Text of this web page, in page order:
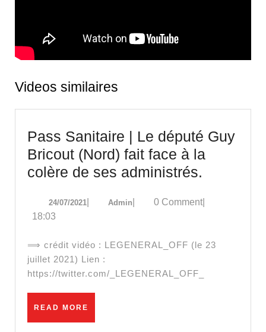
Videos similaires
Pass Sanitaire | Le député Guy
Bricout (Nord) fait face à la
colère de ses administrés.
|
député
Bricout
24/07/202124/07/2021
AdminAdmin0 Comment
18:03
⟹ crédit vidéo : LEGENERAL_OFF (le 23
juillet 2021) Lien :
https://twitter.com/_LEGENERAL_OFF_
READ MORE